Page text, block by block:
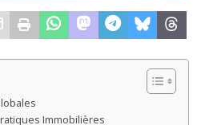
Immobilières